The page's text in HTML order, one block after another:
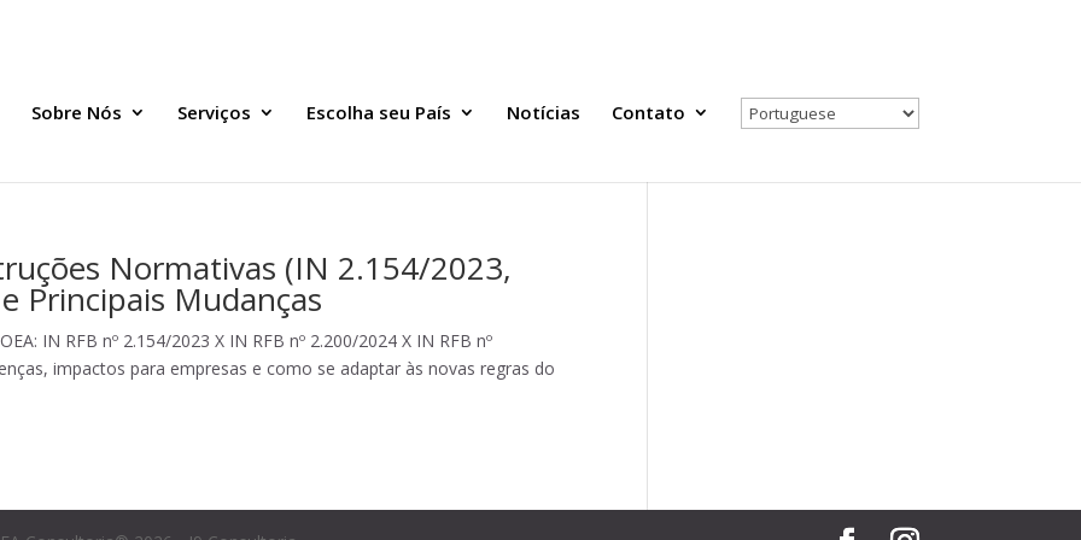
Sobre Nós Serviços Escolha seu País Notícias Contato
Normativas (IN 2.154/2023,
Principais Mudanças
IN RFB nº 2.154/2023 X IN RFB nº 2.200/2024 X IN RFB nº
impactos para empresas e como se adaptar às novas regras do